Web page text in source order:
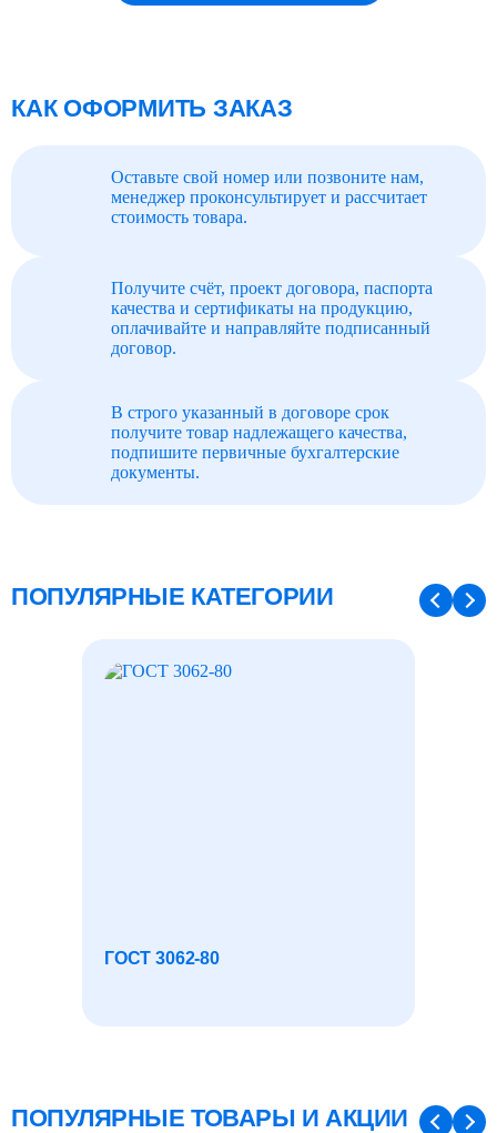
КАК ОФОРМИТЬ ЗАКАЗ
Оставьте свой номер или позвоните нам,
менеджер проконсультирует и рассчитает
стоимость товара.
Получите счёт, проект договора, паспорта
качества и сертификаты на продукцию,
оплачивайте и направляйте подписанный
договор.
В строго указанный в договоре срок
получите товар надлежащего качества,
подпишите первичные бухгалтерские
документы.
ПОПУЛЯРНЫЕ КАТЕГОРИИ
ГОСТ 3062-80
ПОПУЛЯРНЫЕ ТОВАРЫ И АКЦИИ